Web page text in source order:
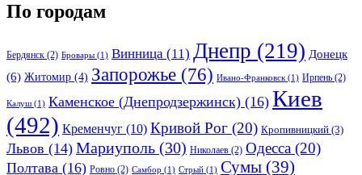
По городам
Бердянск (2) Бровары (1) Винница (11) Днепр (219) Донецк
(6) Житомир (4) Запорожье (76) Ивано-Франковск (1) Ирпень (2)
Калуш (1) Каменское (Днепродзержинск) (16) Киев
(492) Кременчуг (10) Кривой Рог (20) Кропивницкий (3)
Львов (14) Мариуполь (30) Николаев (2) Одесса (20)
Полтава (16) Ровно (2) Самбор (1) Стрый (1) Сумы (39)